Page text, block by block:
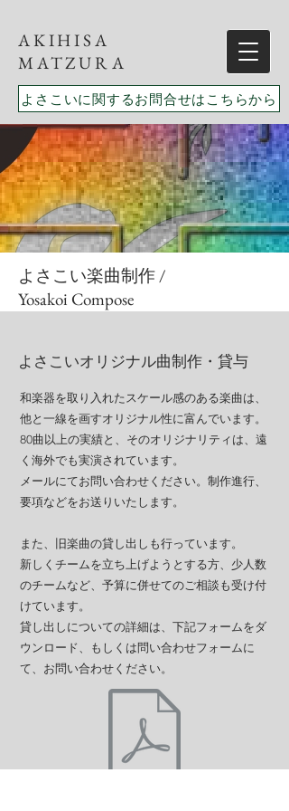
AKIHISA
MATZURA
よさこいに関するお問合せはこちらから
よさこい楽曲制作 /
Yosakoi Compose
​よさこいオリジナル曲制作・貸与
和楽器を取り入れたスケール感のある楽曲は、
他と一線を画すオリジナル性に富んでいます。
80曲以上の実績と、そのオリジナリティは、遠
く海外でも実演されています。
メールにてお問い合わせください。制作進行、
要項などをお送りいたします。
また、旧楽曲の貸し出しも行っています。
新しくチームを立ち上げようとする方、少人数
のチームなど、予算に併せてのご相談も受け付
けています。
​貸し出しについての詳細は、下記フォームをダ
ウンロード、もしくは問い合わせフォームに
て、お問い合わせください。